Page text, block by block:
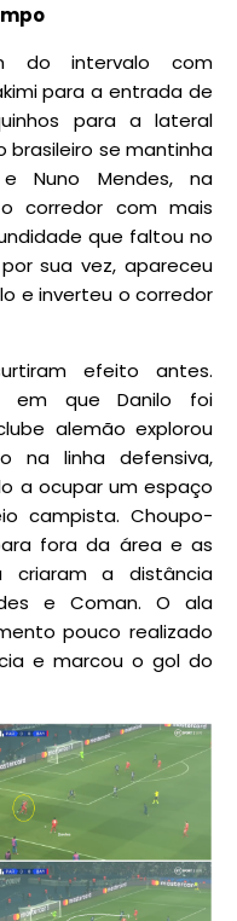
do intervalo com
para a entrada de
para a lateral
brasileiro se mantinha
Nuno Mendes, na
corredor com mais
que faltou no
sua vez, apareceu
e inverteu o corredor
efeito antes.
em que Danilo foi
alemão explorou
na linha defensiva,
a ocupar um espaço
campista. Choupo-
fora da área e as
criaram a distância
e Coman. O ala
pouco realizado
e marcou o gol do